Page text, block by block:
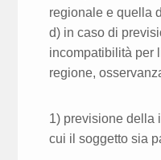
regionale e quella
d) in caso di
incompatibilità per
regione,
1) previsione della
cui il soggetto sia